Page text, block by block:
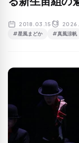
2018.03.15
#星風まどか #真風涼帆